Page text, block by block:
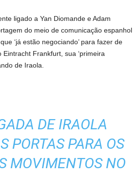
ligado a Yan Diomande e Adam
do meio de comunicação espanhol
‘já estão negociando’ para fazer de
Frankfurt, sua ‘primeira
de Iraola.
DE IRAOLA
PORTAS PARA OS
MOVIMENTOS NO